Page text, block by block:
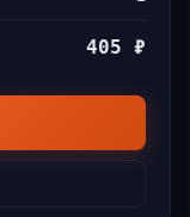
405 ₽